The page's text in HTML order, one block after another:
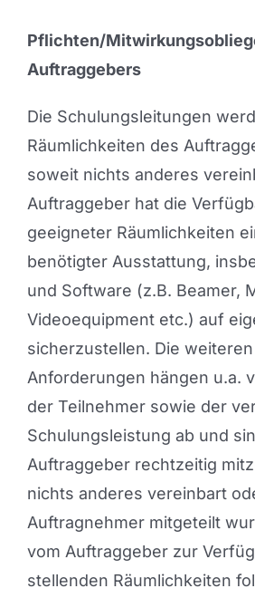
Pflichten/
Auftraggebers
Die Schulungsleitungen
Räumlichkeiten des
soweit nichts anderes
Auftraggeber hat die
geeigneter Räumlichkeiten
benötigter Ausstattung,
und Software (z.B. Beamer,
Videoequipment etc.) auf
sicherzustellen. Die
Anforderungen hängen u.a.
der Teilnehmer sowie der
Schulungsleistung ab und
Auftraggeber rechtzeitig
nichts anderes vereinbart
Auftragnehmer mitgeteilt
vom Auftraggeber zur
stellenden Räumlichkeiten